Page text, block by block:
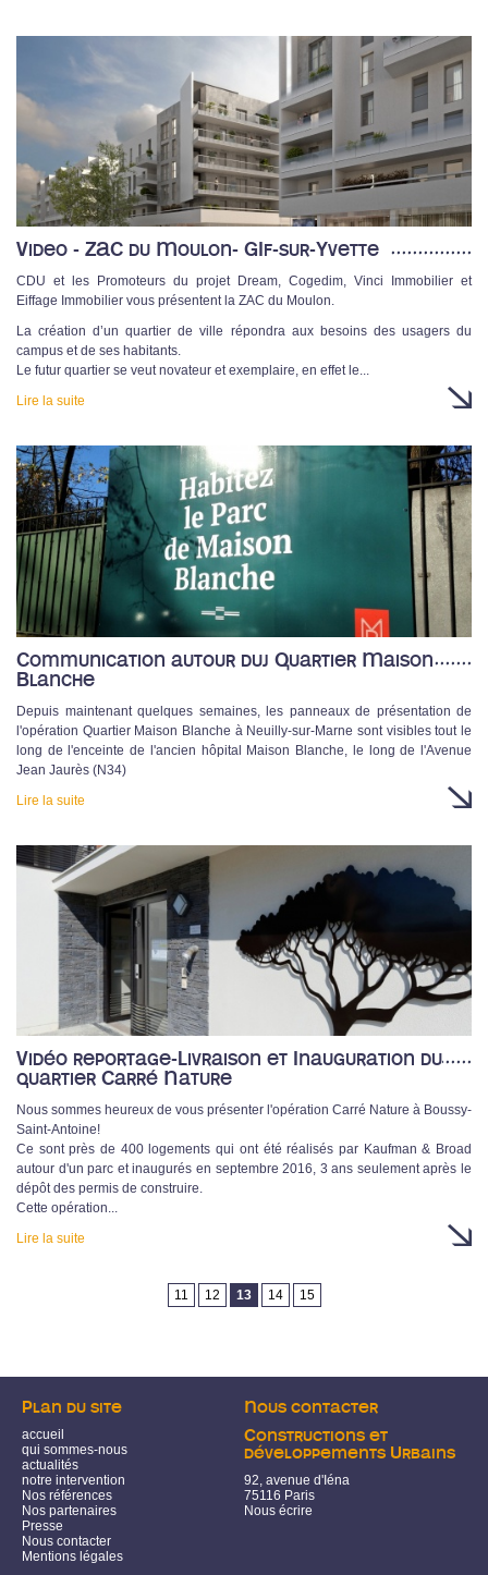
Video - ZAC du Moulon- GIf-sur-Yvette
CDU et les Promoteurs du projet Dream, Cogedim, Vinci Immobilier et
Eiffage Immobilier vous présentent la ZAC du Moulon.
La création d’un quartier de ville répondra aux besoins des usagers du
campus et de ses habitants.
Le futur quartier se veut novateur et exemplaire, en effet le...
Lire la suite
Communication autour duj Quartier Maison
Blanche
Depuis maintenant quelques semaines, les panneaux de présentation de
l'opération Quartier Maison Blanche à Neuilly-sur-Marne sont visibles tout le
long de l'enceinte de l'ancien hôpital Maison Blanche, le long de l'Avenue
Jean Jaurès (N34)
Lire la suite
Vidéo reportage-Livraison et Inauguration du
quartier Carré Nature
Nous sommes heureux de vous présenter l'opération Carré Nature à Boussy-
Saint-Antoine!
Ce sont près de 400 logements qui ont été réalisés par Kaufman & Broad
autour d'un parc et inaugurés en septembre 2016, 3 ans seulement après le
dépôt des permis de construire.
Cette opération...
Lire la suite
11 12 13 14 15
Plan du site
accueil
qui sommes-nous
actualités
notre intervention
Nos références
Nos partenaires
Presse
Nous contacter
Mentions légales
Nous contacter
Constructions et
développements Urbains
92, avenue d'Iéna
75116 Paris
Nous écrire